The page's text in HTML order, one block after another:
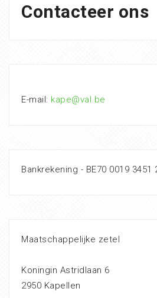
Contacteer ons
E-mail: kape@val.be
Bankrekening - BE70 0019 3451
Maatschappelijke zetel
Koningin Astridlaan 6
2950 Kapellen